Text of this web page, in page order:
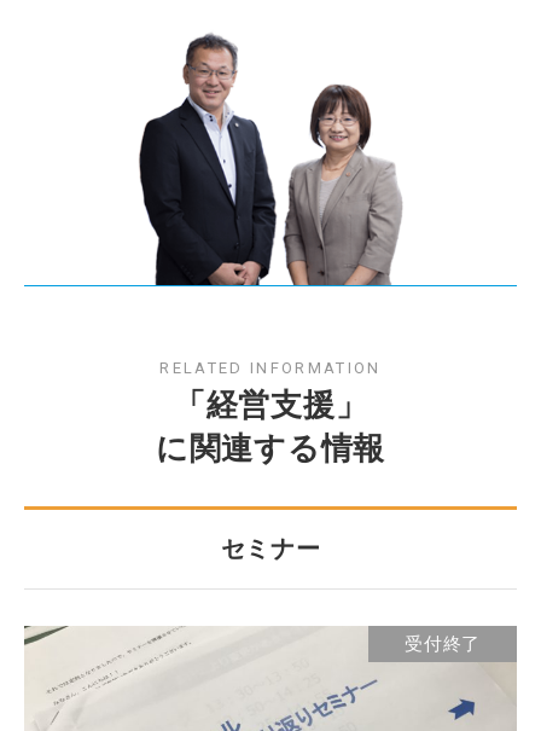
「経営支援」
に関連する情報
RELATED INFORMATION
セミナー
受付終了